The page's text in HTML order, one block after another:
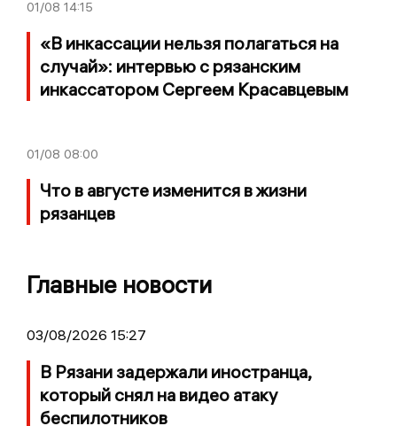
01/08 14:15
«В инкассации нельзя полагаться на
случай»: интервью с рязанским
инкассатором Сергеем Красавцевым
01/08 08:00
Что в августе изменится в жизни
рязанцев
Главные новости
03/08/2026 15:27
В Рязани задержали иностранца,
который снял на видео атаку
беспилотников